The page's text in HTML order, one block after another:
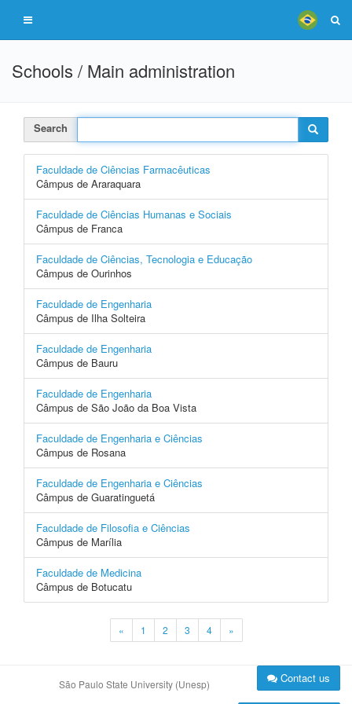
Schools / Main administration
Search
Faculdade de Ciências Farmacêuticas
Câmpus de Araraquara
Faculdade de Ciências Humanas e Sociais
Câmpus de Franca
Faculdade de Ciências, Tecnologia e Educação
Câmpus de Ourinhos
Faculdade de Engenharia
Câmpus de Ilha Solteira
Faculdade de Engenharia
Câmpus de Bauru
Faculdade de Engenharia
Câmpus de São João da Boa Vista
Faculdade de Engenharia e Ciências
Câmpus de Rosana
Faculdade de Engenharia e Ciências
Câmpus de Guaratinguetá
Faculdade de Filosofia e Ciências
Câmpus de Marília
Faculdade de Medicina
Câmpus de Botucatu
« 1 2 3 4 »
São Paulo State University (Unesp) Contact us